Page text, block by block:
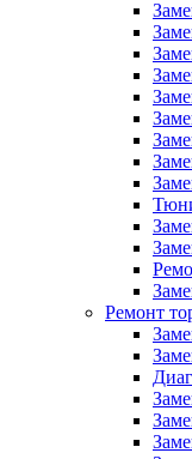
Ремонт